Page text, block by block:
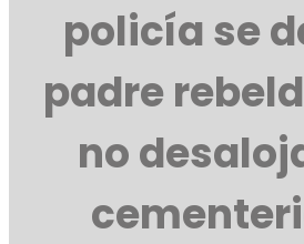
policía se
padre
no